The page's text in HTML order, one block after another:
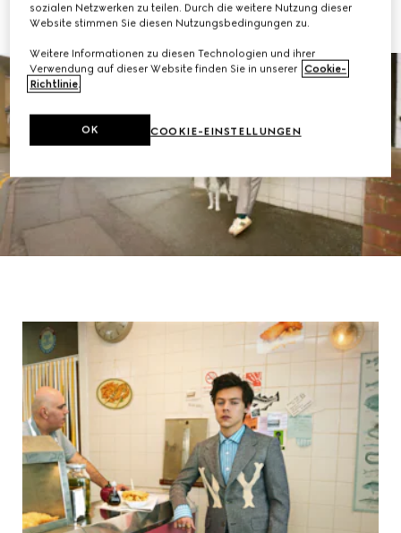
sozialen Netzwerken zu teilen. Durch die weitere Nutzung dieser
Website stimmen Sie diesen Nutzungsbedingungen zu.
Weitere Informationen zu diesen Technologien und ihrer
Verwendung auf dieser Website finden Sie in unserer Cookie-
Richtlinie.
COOKIE-EINSTELLUNGEN
OK